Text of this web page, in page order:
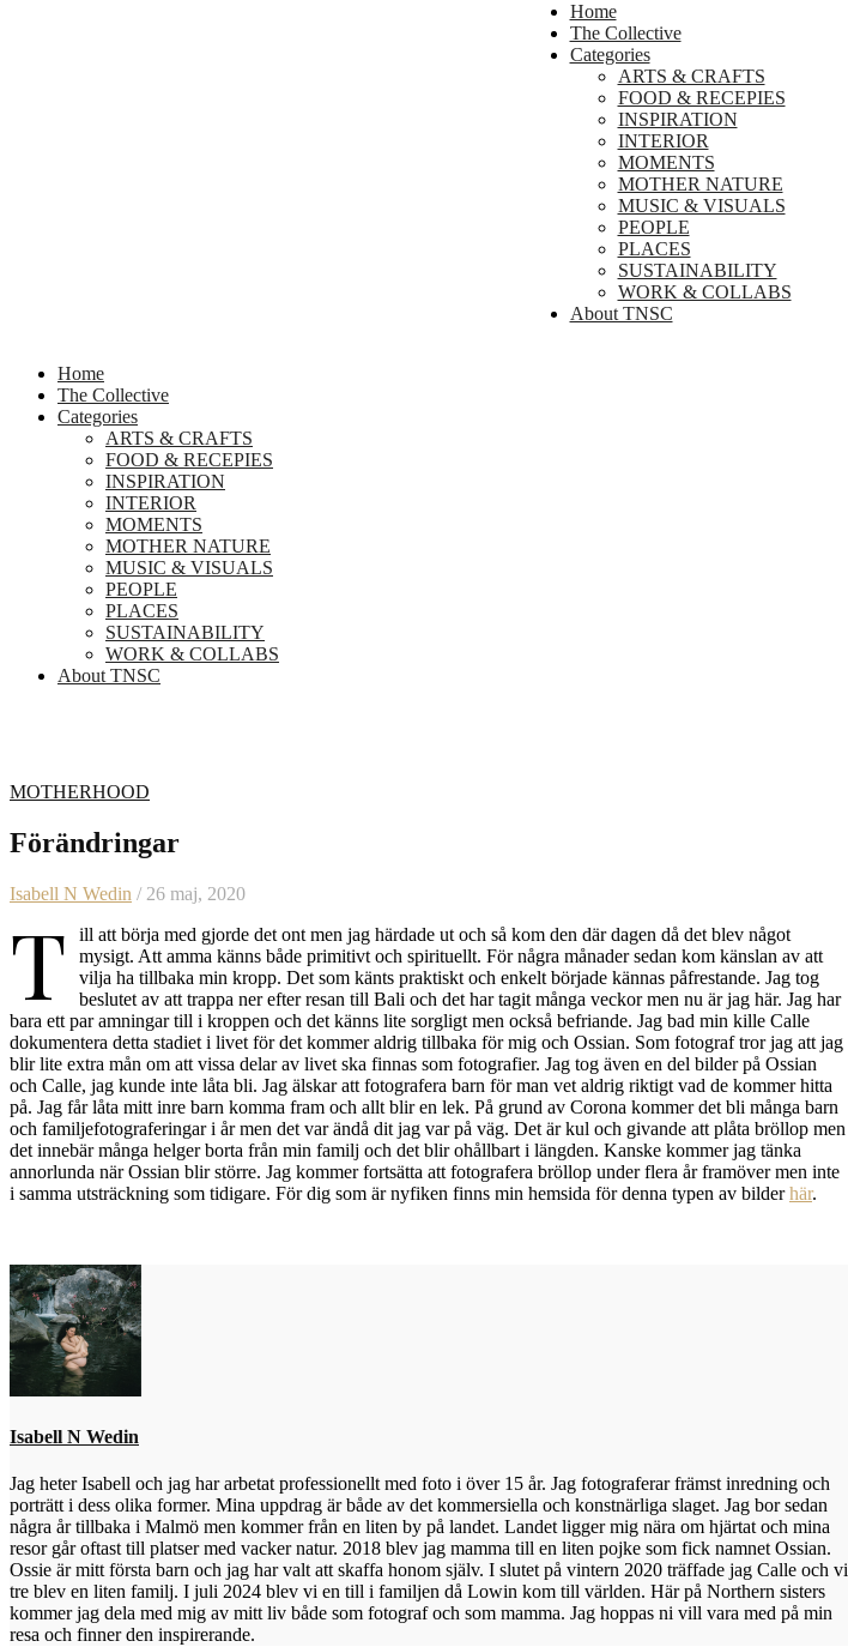
Home
The Collective
Categories
ARTS & CRAFTS
FOOD & RECEPIES
INSPIRATION
INTERIOR
MOMENTS
MOTHER NATURE
MUSIC & VISUALS
PEOPLE
PLACES
SUSTAINABILITY
WORK & COLLABS
About TNSC
Home
The Collective
Categories
ARTS & CRAFTS
FOOD & RECEPIES
INSPIRATION
INTERIOR
MOMENTS
MOTHER NATURE
MUSIC & VISUALS
PEOPLE
PLACES
SUSTAINABILITY
WORK & COLLABS
About TNSC
MOTHERHOOD
Förändringar
Isabell N Wedin / 26 maj, 2020
T
ill att börja med gjorde det ont men jag härdade ut och så kom den där dagen då det blev något
mysigt. Att amma känns både primitivt och spirituellt. För några månader sedan kom känslan av att
vilja ha tillbaka min kropp. Det som känts praktiskt och enkelt började kännas påfrestande. Jag tog
beslutet av att trappa ner efter resan till Bali och det har tagit många veckor men nu är jag här. Jag har
bara ett par amningar till i kroppen och det känns lite sorgligt men också befriande. Jag bad min kille Calle
dokumentera detta stadiet i livet för det kommer aldrig tillbaka för mig och Ossian. Som fotograf tror jag att jag
blir lite extra mån om att vissa delar av livet ska finnas som fotografier. Jag tog även en del bilder på Ossian
och Calle, jag kunde inte låta bli. Jag älskar att fotografera barn för man vet aldrig riktigt vad de kommer hitta
på. Jag får låta mitt inre barn komma fram och allt blir en lek. På grund av Corona kommer det bli många barn
och familjefotograferingar i år men det var ändå dit jag var på väg. Det är kul och givande att plåta bröllop men
det innebär många helger borta från min familj och det blir ohållbart i längden. Kanske kommer jag tänka
annorlunda när Ossian blir större. Jag kommer fortsätta att fotografera bröllop under flera år framöver men inte
i samma utsträckning som tidigare. För dig som är nyfiken finns min hemsida för denna typen av bilderhär.
Isabell N Wedin
Jag heter Isabell och jag har arbetat professionellt med foto i över 15 år. Jag fotograferar främst inredning och
porträtt i dess olika former. Mina uppdrag är både av det kommersiella och konstnärliga slaget. Jag bor sedan
några år tillbaka i Malmö men kommer från en liten by på landet. Landet ligger mig nära om hjärtat och mina
resor går oftast till platser med vacker natur. 2018 blev jag mamma till en liten pojke som fick namnet Ossian.
Ossie är mitt första barn och jag har valt att skaffa honom själv. I slutet på vintern 2020 träffade jag Calle och vi
tre blev en liten familj. I juli 2024 blev vi en till i familjen då Lowin kom till världen. Här på Northern sisters
kommer jag dela med mig av mitt liv både som fotograf och som mamma. Jag hoppas ni vill vara med på min
resa och finner den inspirerande.